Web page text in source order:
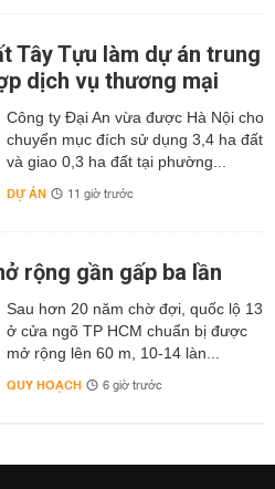
Tây Tựu làm dự án trung
dịch vụ thương mại
Công ty Đại An vừa được Hà Nội cho
chuyển mục đích sử dụng 3,4 ha đất
và giao 0,3 ha đất tại phường...
DỰ ÁN 11 giờ trước
rộng gần gấp ba lần
Sau hơn 20 năm chờ đợi, quốc lộ 13
ở cửa ngõ TP HCM chuẩn bị được
mở rộng lên 60 m, 10-14 làn...
QUY HOẠCH 6 giờ trước